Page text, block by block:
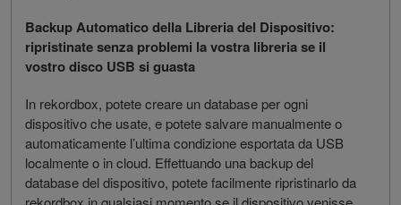
Backup Automatico della Libreria del Dispositivo:
ripristinate senza problemi la vostra libreria se il
vostro disco USB si guasta
In rekordbox, potete creare un database per ogni
dispositivo che usate, e potete salvare manualmente o
automaticamente l’ultima condizione esportata da USB
localmente o in cloud. Effettuando una backup del
database del dispositivo, potete facilmente ripristinarlo da